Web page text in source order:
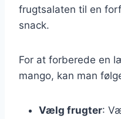
frugtsalaten til en
snack.
For at forberede en
mango, kan man
Vælg frugter: